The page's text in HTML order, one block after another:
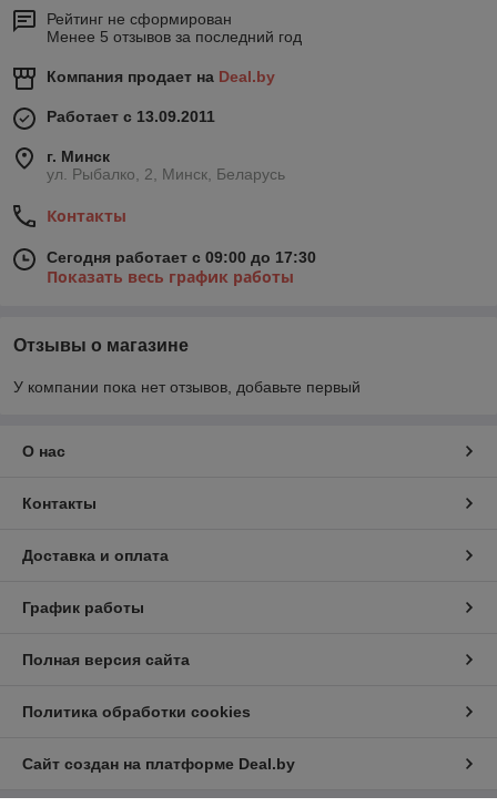
Рейтинг не сформирован
Менее 5 отзывов за последний год
Компания продает на Deal.by
Работает с 13.09.2011
г. Минск
ул. Рыбалко, 2, Минск, Беларусь
Контакты
Сегодня работает с 09:00 до 17:30
Показать весь график работы
Отзывы о магазине
У компании пока нет отзывов, добавьте первый
О нас
Контакты
Доставка и оплата
График работы
Полная версия сайта
Политика обработки cookies
Сайт создан на платформе Deal.by